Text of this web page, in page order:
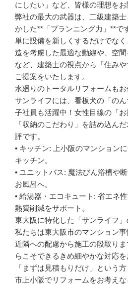
にしたい」など、皆様の理想をお
弊社の最大の武器は、二級建築
かした**「プランニング力」**で
単に設備を新しくするだけでな
造を考慮した最適な動線や、空
など、建築士の視点から「住み
ご提案をいたします。
水廻りのトータルリフォームもお
サンライフには、看板犬の「の
子社員も活躍中！女性目線の「
「収納のこだわり」を詰め込ん
評です。
• キッチン: 上小阪のマンション
キッチン。
• ユニットバス: 魔法びん浴槽や
お風呂へ。
• 給湯器・エコキュート: 省エネ
熱費削減をサポート。
東大阪に特化した「サンライフ」
私たちは東大阪市のマンション事
近隣への配慮から施工の段取り
らこそできるきめ細やかな対応を
「まずは見積もりだけ」という
市上小阪でリフォームをお考え